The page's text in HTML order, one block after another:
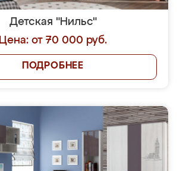
Детская "Нильс"
Цена: от 70 000 руб.
ПОДРОБНЕЕ